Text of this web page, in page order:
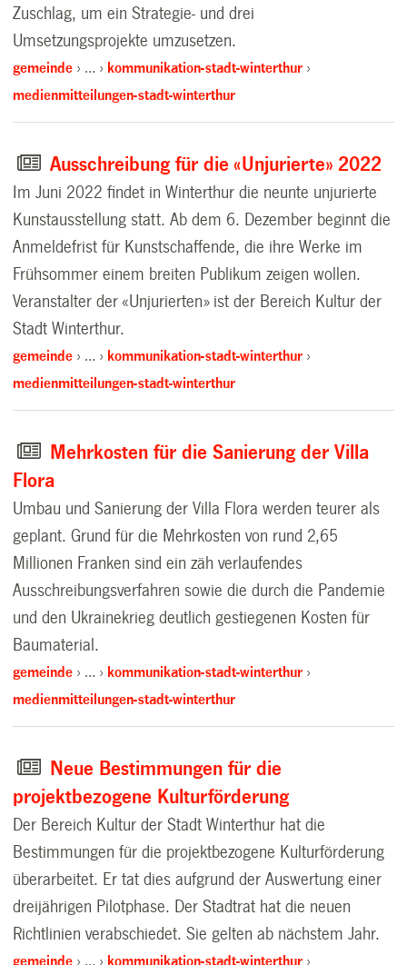
Zuschlag, um ein Strategie- und drei
Umsetzungsprojekte umzusetzen.
gemeinde …
kommunikation-stadt-winterthur
medienmitteilungen-stadt-winterthur
Ausschreibung für die «Unjurierte» 2022
Im Juni 2022 findet in Winterthur die neunte unjurierte
Kunstausstellung statt. Ab dem 6. Dezember beginnt die
Anmeldefrist für Kunstschaffende, die ihre Werke im
Frühsommer einem breiten Publikum zeigen wollen.
Veranstalter der «Unjurierten» ist der Bereich Kultur der
Stadt Winterthur.
gemeinde …
kommunikation-stadt-winterthur
medienmitteilungen-stadt-winterthur
Mehrkosten für die Sanierung der Villa
Flora
Umbau und Sanierung der Villa Flora werden teurer als
geplant. Grund für die Mehrkosten von rund 2,65
Millionen Franken sind ein zäh verlaufendes
Ausschreibungsverfahren sowie die durch die Pandemie
und den Ukrainekrieg deutlich gestiegenen Kosten für
Baumaterial.
gemeinde …
kommunikation-stadt-winterthur
medienmitteilungen-stadt-winterthur
Neue Bestimmungen für die
projektbezogene Kulturförderung
Der Bereich Kultur der Stadt Winterthur hat die
Bestimmungen für die projektbezogene Kulturförderung
überarbeitet. Er tat dies aufgrund der Auswertung einer
dreijährigen Pilotphase. Der Stadtrat hat die neuen
Richtlinien verabschiedet. Sie gelten ab nächstem Jahr.
gemeinde … kommunikation-stadt-winterthur